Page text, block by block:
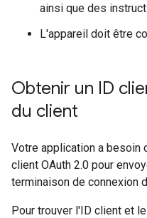
ainsi que des
L'appareil doit être
Obtenir un ID
du client
Votre application a besoin
client OAuth 2.0 pour
terminaison de connexion
Pour trouver l'ID client et